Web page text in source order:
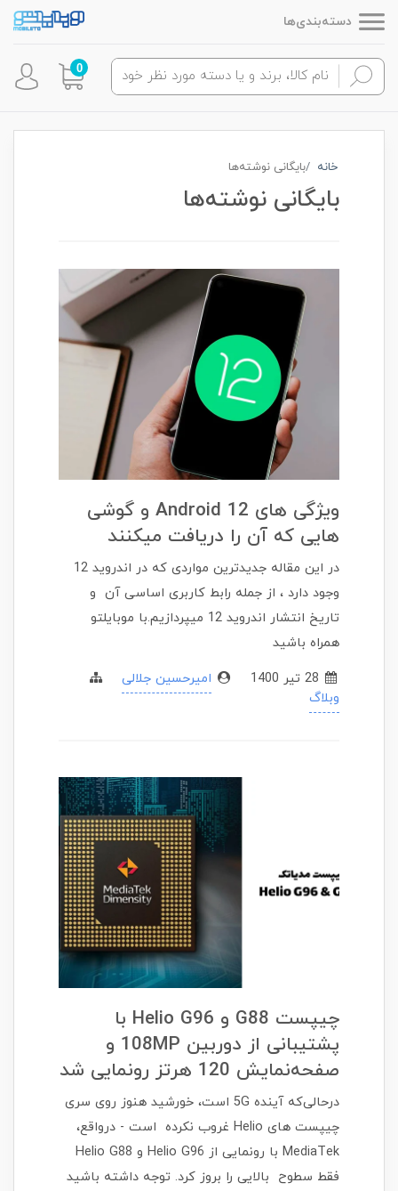
دسته‌بندی‌ها
0
خانه بایگانی نوشته‌ها
بایگانی نوشته‌ها
ویژگی های Android 12 و گوشی
هایی که آن را دریافت میکنند
در این مقاله جدیدترین مواردی که در اندروید 12
وجود دارد ، از جمله رابط کاربری اساسی آن و
تاریخ انتشار اندروید 12 میپردازیم.با موبایلتو
همراه باشید
امیرحسین جلالی
وبلاگ
​​​​چیپست G88 و Helio G96 با
پشتیبانی از دوربین 108MP و
صفحه‌نمایش 120 هرتز رونمایی شد
درحالی‌که آینده 5G است، خورشید هنوز روی سری
چیپست های Helio غروب نکرده است - درواقع،
MediaTek با رونمایی از Helio G96 و Helio G88
فقط سطوح بالایی را بروز کرد. توجه داشته باشید